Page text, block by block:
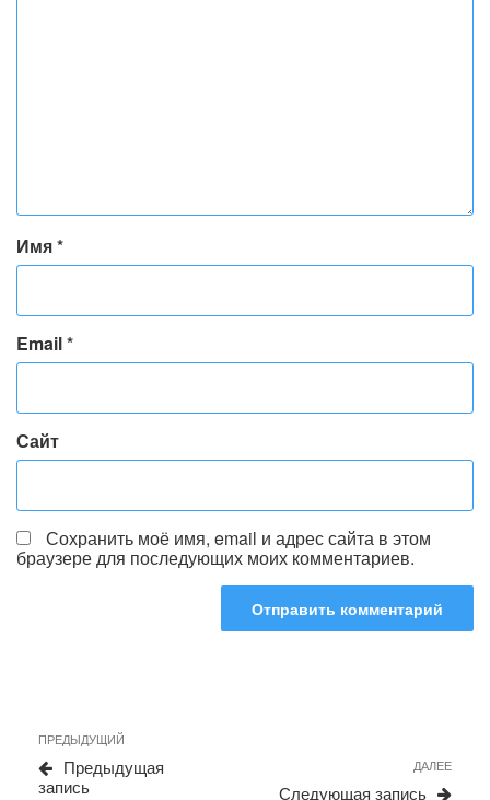
Имя*
Email*
Сайт
Сохранить моё имя, email и адрес сайта в этом
браузере для последующих моих комментариев.
записям
Предыдущая
запись
ПРЕДЫДУЩИЙ
Предыдущая
запись
ДАЛЕЕ
Следующая запись